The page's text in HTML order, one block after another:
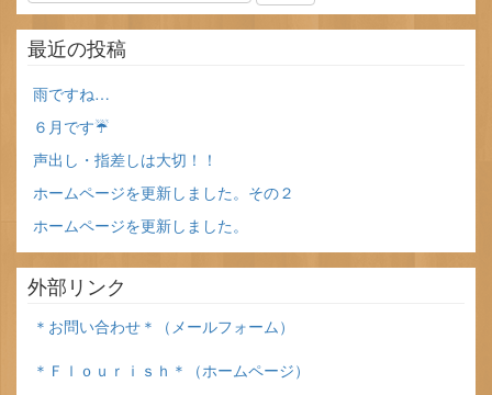
最近の投稿
雨ですね…
６月です☔
声出し・指差しは大切！！
ホームページを更新しました。その２
ホームページを更新しました。
外部リンク
＊お問い合わせ＊（メールフォーム）
＊Ｆｌｏｕｒｉｓｈ＊（ホームページ）